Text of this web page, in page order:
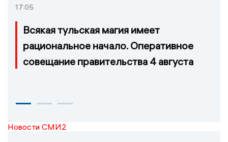
17:05
Всякая тульская магия имеет
рациональное начало. Оперативное
совещание правительства 4 августа
Новости СМИ2